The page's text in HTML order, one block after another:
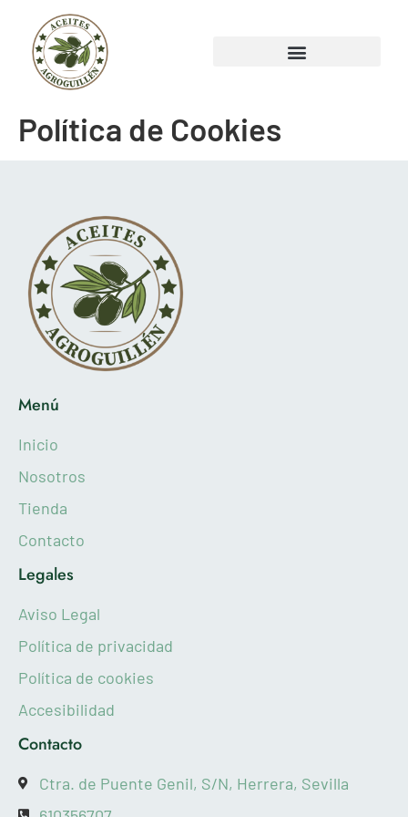
Política de Cookies
Menú
Inicio
Nosotros
Tienda
Contacto
Legales
Aviso Legal
Política de privacidad
Política de cookies
Accesibilidad
Contacto
Ctra. de Puente Genil, S/N, Herrera, Sevilla